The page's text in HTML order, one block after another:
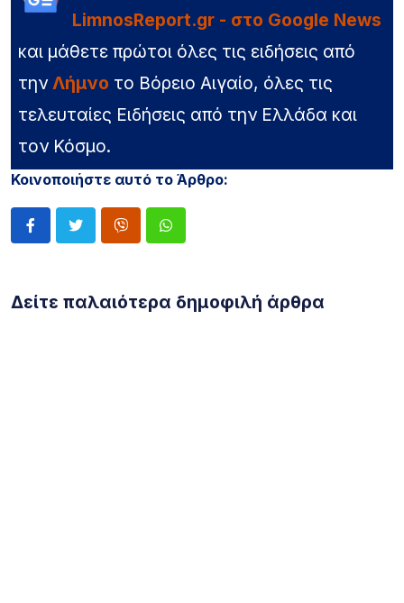
LimnosReport.gr - στο Google News
και μάθετε πρώτοι όλες τις ειδήσεις από
την Λήμνο το Βόρειο Αιγαίο, όλες τις
τελευταίες Ειδήσεις από την Ελλάδα και
τον Κόσμο.
Κοινοποιήστε αυτό το Άρθρο:
Δείτε παλαιότερα δημοφιλή άρθρα